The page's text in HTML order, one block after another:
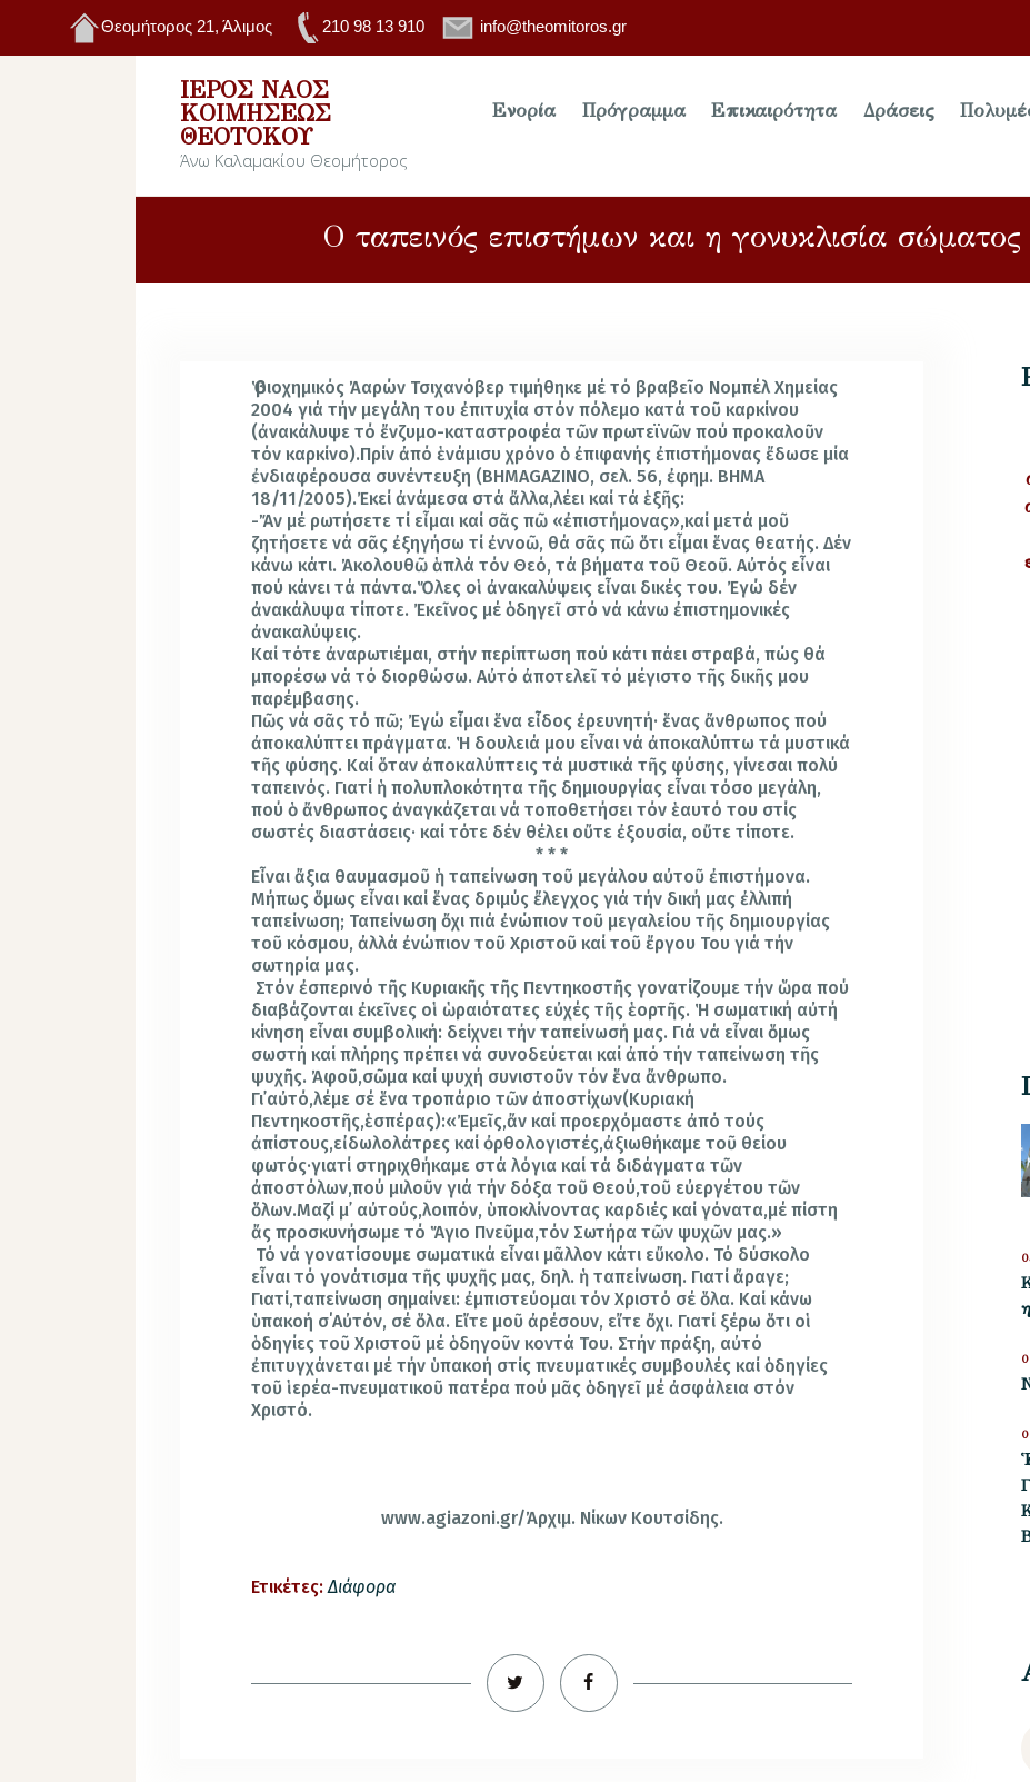
Θεομήτορος 21, Άλιμος 210 98 13 910 info@theomitoros.gr
ΙΕΡΌΣ ΝΑΌΣ
ΚΟΙΜΉΣΕΩΣ
ΘΕΟΤΌΚΟΥ
Άνω Καλαμακίου Θεομήτορος
Ενορία Πρόγραμμα Επικαιρότητα Δράσεις
Ο ταπεινός επιστήμων και η γονυκλισία
Ὁ βιοχημικός Ἀαρών Τσιχανόβερ τιμήθηκε μέ τό βραβεῖο Νομπέλ Χημείας
2004 γιά τήν μεγάλη του ἐπιτυχία στόν πόλεμο κατά τοῦ καρκίνου
(ἀνακάλυψε τό ἔνζυμο-καταστροφέα τῶν πρωτεϊνῶν πού προκαλοῦν
τόν καρκίνο).Πρίν ἀπό ἑνάμισυ χρόνο ὁ ἐπιφανής ἐπιστήμονας ἔδωσε μία
ἐνδιαφέρουσα συνέντευξη (BHMAGAZINO, σελ. 56, ἐφημ. ΒΗΜΑ
18/11/2005).Ἐκεί ἀνάμεσα στά ἄλλα,λέει καί τά ἑξῆς:
-Ἄν μέ ρωτήσετε τί εἶμαι καί σᾶς πῶ «ἐπιστήμονας»,καί μετά μοῦ
ζητήσετε νά σᾶς ἐξηγήσω τί ἐννοῶ, θά σᾶς πῶ ὅτι εἶμαι ἕνας θεατής. Δέν
κάνω κάτι. Ἀκολουθῶ ἁπλά τόν Θεό, τά βήματα τοῦ Θεοῦ. Αὐτός εἶναι
πού κάνει τά πάντα.Ὅλες οἱ ἀνακαλύψεις εἶναι δικές του. Ἐγώ δέν
ἀνακάλυψα τίποτε. Ἐκεῖνος μέ ὁδηγεῖ στό νά κάνω ἐπιστημονικές
ἀνακαλύψεις.
Καί τότε ἀναρωτιέμαι, στήν περίπτωση πού κάτι πάει στραβά, πώς θά
μπορέσω νά τό διορθώσω. Αὐτό ἀποτελεῖ τό μέγιστο τῆς δικῆς μου
παρέμβασης.
Πῶς νά σᾶς τό πῶ; Ἐγώ εἶμαι ἕνα εἶδος ἐρευνητή· ἕνας ἄνθρωπος πού
ἀποκαλύπτει πράγματα. Ἡ δουλειά μου εἶναι νά ἀποκαλύπτω τά μυστικά
τῆς φύσης. Καί ὅταν ἀποκαλύπτεις τά μυστικά τῆς φύσης, γίνεσαι πολύ
ταπεινός. Γιατί ἡ πολυπλοκότητα τῆς δημιουργίας εἶναι τόσο μεγάλη,
πού ὁ ἄνθρωπος ἀναγκάζεται νά τοποθετήσει τόν ἑαυτό του στίς
σωστές διαστάσεις· καί τότε δέν θέλει οὔτε ἐξουσία, οὔτε τίποτε.
* * *
Εἶναι ἄξια θαυμασμοῦ ἡ ταπείνωση τοῦ μεγάλου αὐτοῦ ἐπιστήμονα.
Μήπως ὅμως εἶναι καί ἕνας δριμύς ἔλεγχος γιά τήν δική μας ἐλλιπή
ταπείνωση; Ταπείνωση ὄχι πιά ἐνώπιον τοῦ μεγαλείου τῆς δημιουργίας
τοῦ κόσμου, ἀλλά ἐνώπιον τοῦ Χριστοῦ καί τοῦ ἔργου Του γιά τήν
σωτηρία μας.
Στόν ἐσπερινό τῆς Κυριακῆς τῆς Πεντηκοστῆς γονατίζουμε τήν ὥρα πού
διαβάζονται ἐκεῖνες οἱ ὡραιότατες εὐχές τῆς ἑορτῆς. Ἡ σωματική αὐτή
κίνηση εἶναι συμβολική: δείχνει τήν ταπείνωσή μας. Γιά νά εἶναι ὅμως
σωστή καί πλήρης πρέπει νά συνοδεύεται καί ἀπό τήν ταπείνωση τῆς
ψυχῆς. Ἀφοῦ,σῶμα καί ψυχή συνιστοῦν τόν ἕνα ἄνθρωπο.
Γι᾿αὐτό,λέμε σέ ἕνα τροπάριο τῶν ἀποστίχων(Κυριακή
Πεντηκοστῆς,ἑσπέρας):«Ἐμεῖς,ἄν καί προερχόμαστε ἀπό τούς
ἀπίστους,εἰδωλολάτρες καί ὀρθολογιστές,ἀξιωθήκαμε τοῦ θείου
φωτός·γιατί στηριχθήκαμε στά λόγια καί τά διδάγματα τῶν
ἀποστόλων,πού μιλοῦν γιά τήν δόξα τοῦ Θεού,τοῦ εὐεργέτου τῶν
ὅλων.Μαζί μ᾿ αὐτούς,λοιπόν, ὑποκλίνοντας καρδιές καί γόνατα,μέ πίστη
ἄς προσκυνήσωμε τό Ἅγιο Πνεῦμα,τόν Σωτήρα τῶν ψυχῶν μας.»
Τό νά γονατίσουμε σωματικά εἶναι μᾶλλον κάτι εὔκολο. Τό δύσκολο
εἶναι τό γονάτισμα τῆς ψυχῆς μας, δηλ. ἡ ταπείνωση. Γιατί ἄραγε;
Γιατί,ταπείνωση σημαίνει: ἐμπιστεύομαι τόν Χριστό σέ ὅλα. Καί κάνω
ὑπακοή σ΄Αὐτόν, σέ ὅλα. Εἴτε μοῦ ἀρέσουν, εἴτε ὄχι. Γιατί ξέρω ὅτι οἱ
ὁδηγίες τοῦ Χριστοῦ μέ ὁδηγοῦν κοντά Του. Στήν πράξη, αὐτό
ἐπιτυγχάνεται μέ τήν ὑπακοή στίς πνευματικές συμβουλές καί ὁδηγίες
τοῦ ἱερέα-πνευματικοῦ πατέρα πού μᾶς ὁδηγεῖ μέ ἀσφάλεια στόν
Χριστό.
www.agiazoni.gr/Ἀρχιμ. Νίκων Κουτσίδης.
Ετικέτες: Διάφορα